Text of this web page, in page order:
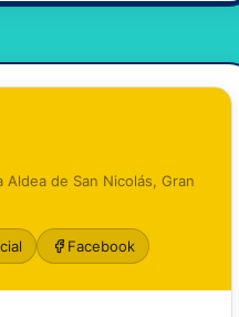
Aldea de San Nicolás, Gran
Facebook